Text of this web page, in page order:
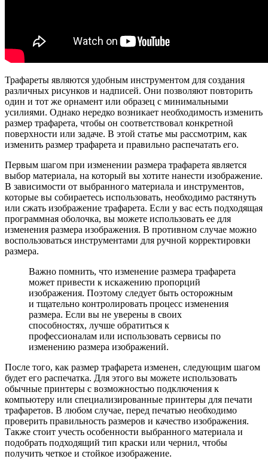
Трафареты являются удобным инструментом для создания
различных рисунков и надписей. Они позволяют повторить
один и тот же орнамент или образец с минимальными
усилиями. Однако нередко возникает необходимость изменить
размер трафарета, чтобы он соответствовал конкретной
поверхности или задаче. В этой статье мы рассмотрим, как
изменить размер трафарета и правильно распечатать его.
Первым шагом при изменении размера трафарета является
выбор материала, на который вы хотите нанести изображение.
В зависимости от выбранного материала и инструментов,
которые вы собираетесь использовать, необходимо растянуть
или сжать изображение трафарета. Если у вас есть подходящая
программная оболочка, вы можете использовать ее для
изменения размера изображения. В противном случае можно
воспользоваться инструментами для ручной корректировки
размера.
Важно помнить, что изменение размера трафарета
может привести к искажению пропорций
изображения. Поэтому следует быть осторожным
и тщательно контролировать процесс изменения
размера. Если вы не уверены в своих
способностях, лучше обратиться к
профессионалам или использовать сервисы по
изменению размера изображений.
После того, как размер трафарета изменен, следующим шагом
будет его распечатка. Для этого вы можете использовать
обычные принтеры с возможностью подключения к
компьютеру или специализированные принтеры для печати
трафаретов. В любом случае, перед печатью необходимо
проверить правильность размеров и качество изображения.
Также стоит учесть особенности выбранного материала и
подобрать подходящий тип краски или чернил, чтобы
получить четкое и стойкое изображение.